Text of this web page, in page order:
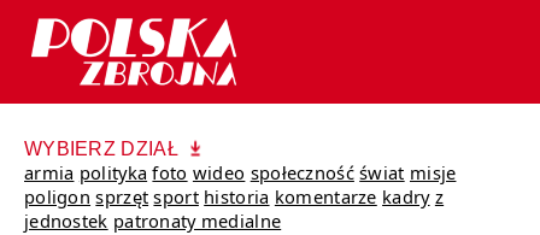
WYBIERZ DZIAŁ
armia polityka foto wideo społeczność świat misje
poligon sprzęt sport historia komentarze kadry z
jednostek patronaty medialne